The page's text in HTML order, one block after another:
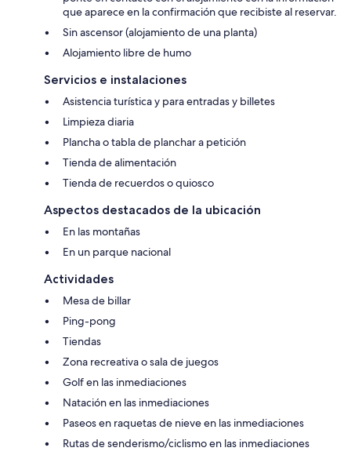
que aparece en la confirmación que recibiste al reservar.
Sin ascensor (alojamiento de una planta)
Alojamiento libre de humo
Servicios e instalaciones
Asistencia turística y para entradas y billetes
Limpieza diaria
Plancha o tabla de planchar a petición
Tienda de alimentación
Tienda de recuerdos o quiosco
Aspectos destacados de la ubicación
En las montañas
En un parque nacional
Actividades
Mesa de billar
Ping-pong
Tiendas
Zona recreativa o sala de juegos
Golf en las inmediaciones
Natación en las inmediaciones
Paseos en raquetas de nieve en las inmediaciones
Rutas de senderismo/ciclismo en las inmediaciones